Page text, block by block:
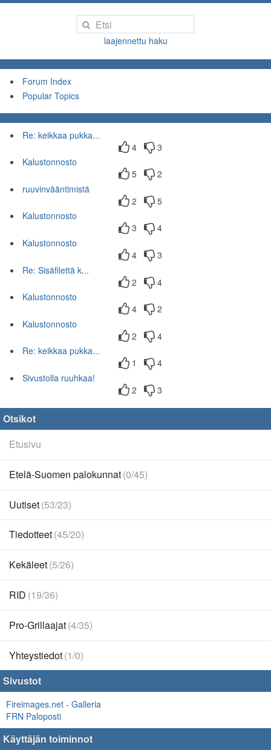
laajennettu haku
Forum Index
Popular Topics
Re: keikkaa pukka...
4
3
Kalustonnosto
5
2
ruuvinvääntimistä
2
5
Kalustonnosto
3
4
Kalustonnosto
4
3
Re: Sisäfilettä k...
2
4
Kalustonnosto
4
2
Kalustonnosto
2
4
Re: keikkaa pukka...
1
4
Sivustolla ruuhkaa!
2
3
Otsikot
Etusivu
Etelä-Suomen palokunnat(0/45)
Uutiset(53/23)
Tiedotteet(45/20)
Kekäleet(5/26)
RID (19/36)
Pro-Grillaajat(4/35)
Yhteystiedot(1/0)
Sivustot
Fireimages.net - Galleria
FRN Paloposti
Käyttäjän toiminnot